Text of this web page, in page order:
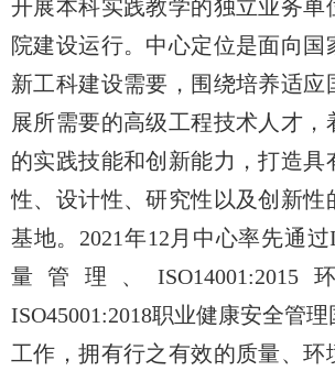
开展本科实践教学的独立业务单
院建设运行。中心定位是面向国
新工科建设需要，围绕培养适应
展所需要的高级工程技术人才，
的实践技能和创新能力，打造具
性、设计性、研究性以及创新性
基地。2021年12月中心率先通过
量管理、
ISO45001:2018职业健康安全管
工作，拥有行之有效的质量、环